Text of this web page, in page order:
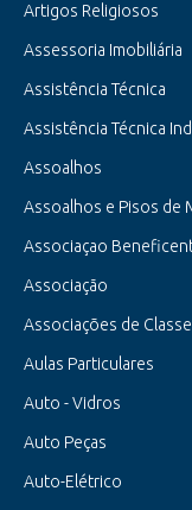
Artigos Religiosos
Assessoria Imobiliária
Assistência Técnica
Assistência Técnica
Assoalhos
Assoalhos e Pisos de
Associaçao
Associação
Associações de Classe
Aulas Particulares
Auto - Vidros
Auto Peças
Auto-Elétrico